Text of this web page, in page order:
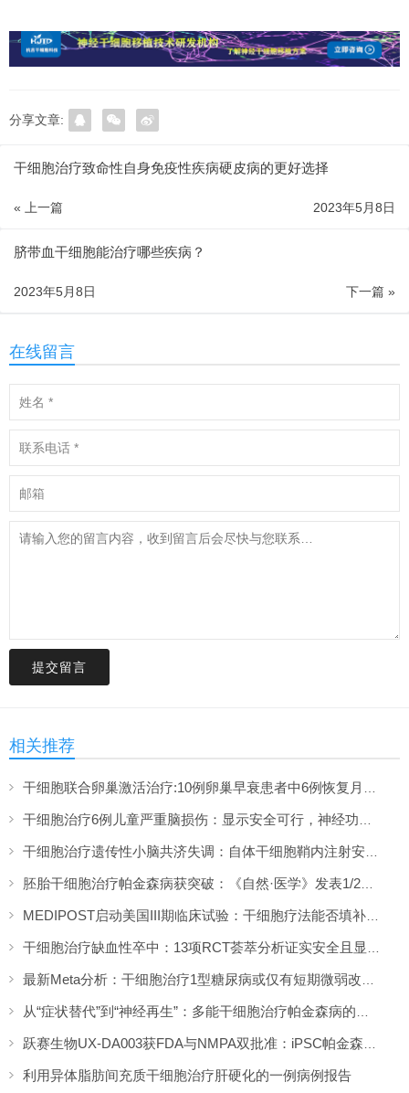
分享文章:
干细胞治疗致命性自身免疫性疾病硬皮病的更好选择
« 上一篇 2023年5月8日
脐带血干细胞能治疗哪些疾病？
下一篇 »
2023年5月8日
在线留言
提交留言
相关推荐
干细胞联合卵巢激活治疗:10例卵巢早衰患者中6例恢复月经,一年随访证实安全
干细胞治疗6例儿童严重脑损伤：显示安全可行，神经功能改善信号值得关注
干细胞治疗遗传性小脑共济失调：自体干细胞鞘内注射安全性与初步疗效解读
胚胎干细胞治疗帕金森病获突破：《自然·医学》发表1/2期临床12个月随访数据
MEDIPOST启动美国III期临床试验：干细胞疗法能否填补膝骨关节炎“治疗真空”？
干细胞治疗缺血性卒中：13项RCT荟萃分析证实安全且显著改善长期功能预后
最新Meta分析：干细胞治疗1型糖尿病或仅有短期微弱改善，难现持久临床获益
从“症状替代”到“神经再生”：多能干细胞治疗帕金森病的临床转化与未来展望
跃赛生物UX-DA003获FDA与NMPA双批准：iPSC帕金森病疗法中美同步临床
利用异体脂肪间充质干细胞治疗肝硬化的一例病例报告